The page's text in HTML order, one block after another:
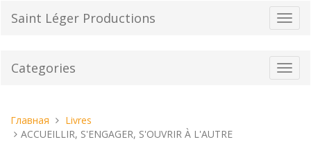
Saint Léger Productions
Categories
Вы
находитесь
Главная
Livres
ACCUEILLIR, S'ENGAGER, S'OUVRIR À L'AUTRE